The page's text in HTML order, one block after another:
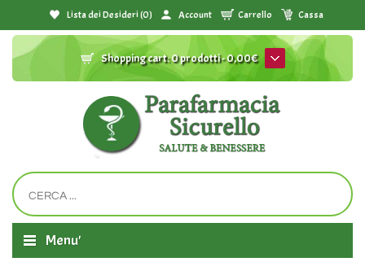
Lista dei Desideri (0) Account Carrello Cassa
Shopping cart:0 prodotti - 0,00€
Menu'